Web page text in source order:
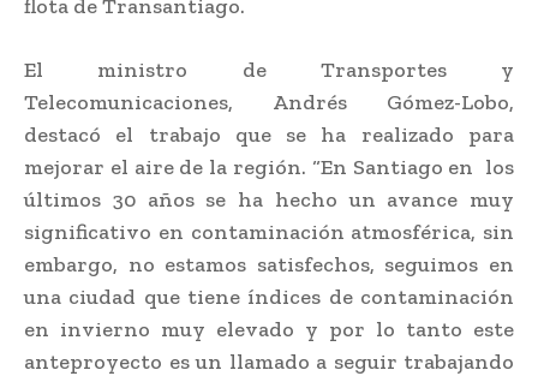
flota de Transantiago.
El ministro de Transportes y
Telecomunicaciones, Andrés Gómez-Lobo,
destacó el trabajo que se ha realizado para
mejorar el aire de la región. “En Santiago en los
últimos 30 años se ha hecho un avance muy
significativo en contaminación atmosférica, sin
embargo, no estamos satisfechos, seguimos en
una ciudad que tiene índices de contaminación
en invierno muy elevado y por lo tanto este
anteproyecto es un llamado a seguir trabajando